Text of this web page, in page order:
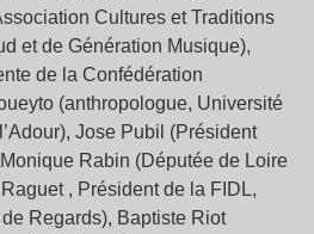
Cultures et Traditions
et de Génération Musique),
de la Confédération
(anthropologue, Université
Jose Pubil (Président
Rabin (Députée de Loire
, Président de la FIDL,
Regards), Baptiste Riot